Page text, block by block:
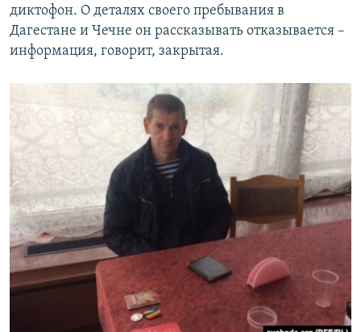
диктофон. О деталях своего пребывания в
Дагестане и Чечне он рассказывать отказывается –
информация, говорит, закрытая.